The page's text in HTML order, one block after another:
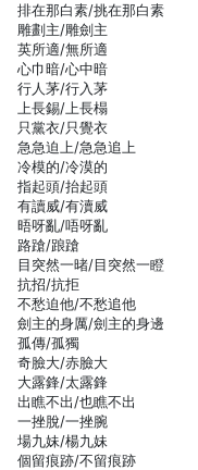
排在那白素/挑在那白素
雕劃主/雕劍主
英所適/無所適
心巾暗/心中暗
行人茅/行入茅
上長錫/上長榻
只黨衣/只覺衣
急急迫上/急急追上
冷模的/冷漠的
指起頭/抬起頭
有讀威/有瀆威
晤呀亂/唔呀亂
路蹌/踉蹌
目突然一暏/目突然一瞪
抗招/抗拒
不愁迫他/不愁追他
劍主的身厲/劍主的身邊
孤傳/孤獨
奇臉大/赤臉大
大露鋒/太露鋒
出瞧不出/也瞧不出
一挫脫/一挫腕
場九妹/楊九妹
個留痕跡/不留痕跡